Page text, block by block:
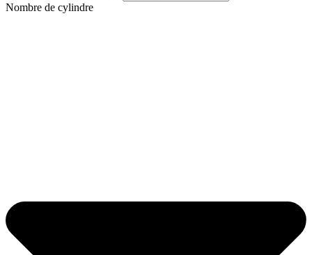
Nombre de cylindre